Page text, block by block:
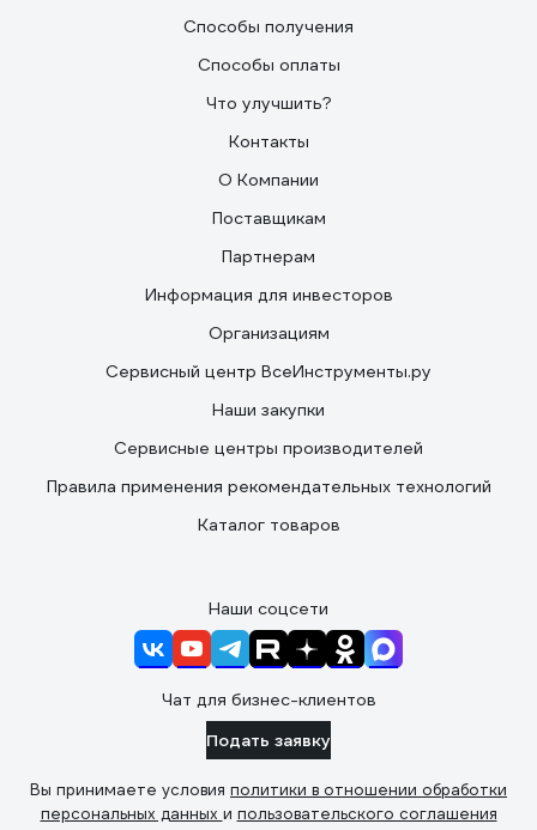
Способы получения
Способы оплаты
Что улучшить?
Контакты
О Компании
Поставщикам
Партнерам
Информация для инвесторов
Организациям
Сервисный центр ВсеИнструменты.ру
Наши закупки
Сервисные центры производителей
Правила применения рекомендательных технологий
Каталог товаров
Наши соцсети
Чат для бизнес-клиентов
Подать заявку
Вы принимаете условия политики в отношении обработки
персональных данных и пользовательского соглашения